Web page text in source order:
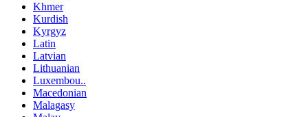
Khmer
Kurdish
Kyrgyz
Latin
Latvian
Lithuanian
Luxembou..
Macedonian
Malagasy